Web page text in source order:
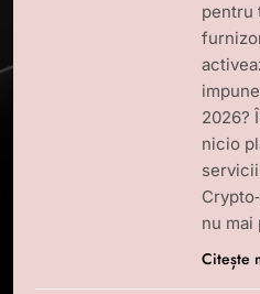
pentru
2026?
nicio
nu
Citește